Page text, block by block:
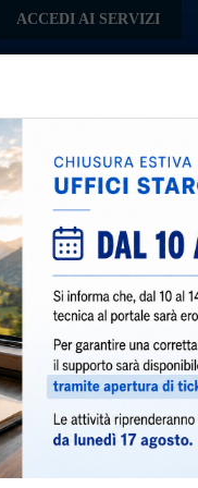
ACCEDI AI SERVIZI
Torna agli articoli
l’anno 2026
anche
General,SUAP,SUE |
135 del 13.11.2025